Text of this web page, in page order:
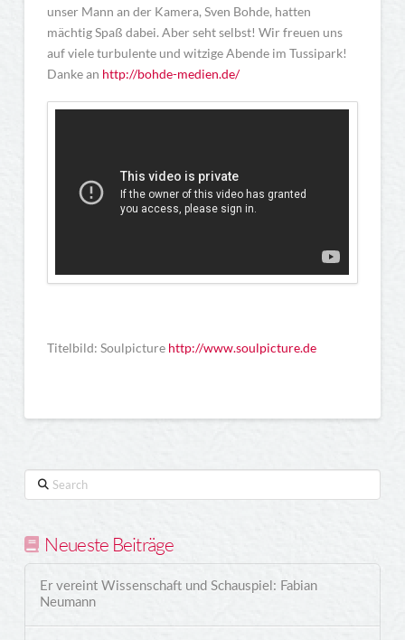
unser Mann an der Kamera, Sven Bohde, hatten
mächtig Spaß dabei. Aber seht selbst! Wir freuen uns
auf viele turbulente und witzige Abende im Tussipark!
Danke an http://bohde-medien.de/
Titelbild: Soulpicture http://www.soulpicture.de
Search
Neueste Beiträge
Er vereint Wissenschaft und Schauspiel: Fabian
Neumann